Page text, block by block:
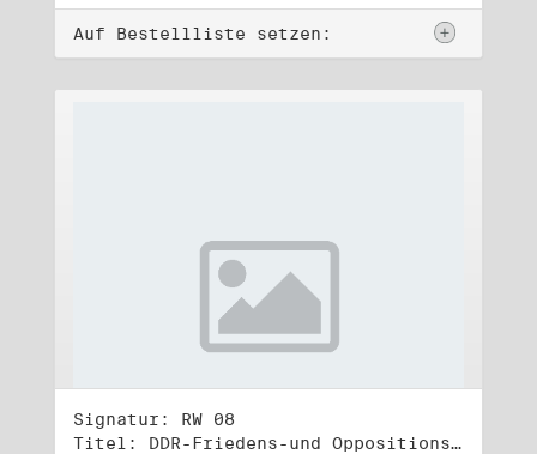
Auf Bestellliste setzen:
Signatur: RW 08
Titel: DDR-Friedens-und Oppositionsbewegung (1)